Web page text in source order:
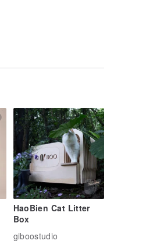
HaoBien Cat Litter
Box
giboostudio